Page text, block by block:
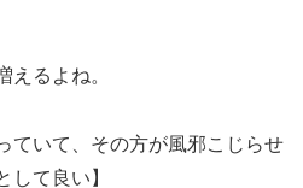
えるよね。
ていて、その方が風邪こじらせ
して良い】